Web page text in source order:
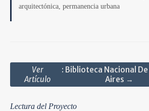
arquitectónica, permanencia urbana
Ver
Artículo
: Biblioteca Nacional
Aires →
Lectura del Proyecto